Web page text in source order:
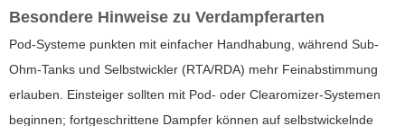
Besondere Hinweise zu Verdampferarten
Pod-Systeme punkten mit einfacher Handhabung, während Sub-
Ohm-Tanks und Selbstwickler (RTA/RDA) mehr Feinabstimmung
erlauben. Einsteiger sollten mit Pod- oder Clearomizer-Systemen
beginnen; fortgeschrittene Dampfer können auf selbstwickelnde